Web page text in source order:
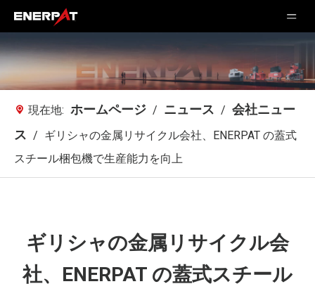
現在地: ホームページ / ニュース / 会社ニュー
ス / ギリシャの金属リサイクル会社、ENERPAT の蓋式
スチール梱包機で生産能力を向上
ギリシャの金属リサイクル会
社、ENERPAT の蓋式スチール